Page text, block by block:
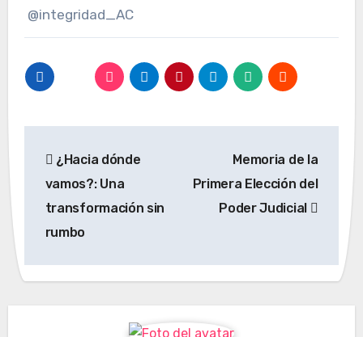
@integridad_AC
de
entradas
¿Hacia dónde
vamos?: Una
transformación sin
rumbo
Memoria de la
Primera Elección del
Poder Judicial